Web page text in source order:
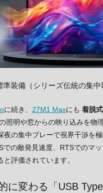
装備（シリーズ伝統の集中
に続き、 27M1 Maxにも 着脱
照明や窓からの映り込みを物
夜の集中プレーで視界干渉を
での敵発見速度、RTSでのマ
評価されています。
に変わる「USB